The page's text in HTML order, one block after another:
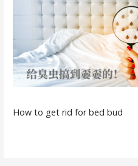
How to get rid for bed bud